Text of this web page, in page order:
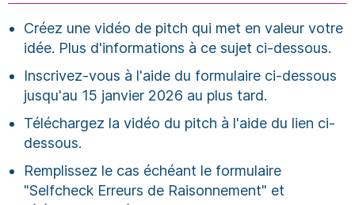
Créez une vidéo de pitch qui met en valeur votre
idée. Plus d'informations à ce sujet ci-dessous.
Inscrivez-vous à l'aide du formulaire ci-dessous
jusqu'au 15 janvier 2026 au plus tard.
Téléchargez la vidéo du pitch à l'aide du lien ci-
dessous.
Remplissez le cas échéant le formulaire
"Selfcheck Erreurs de Raisonnement" et